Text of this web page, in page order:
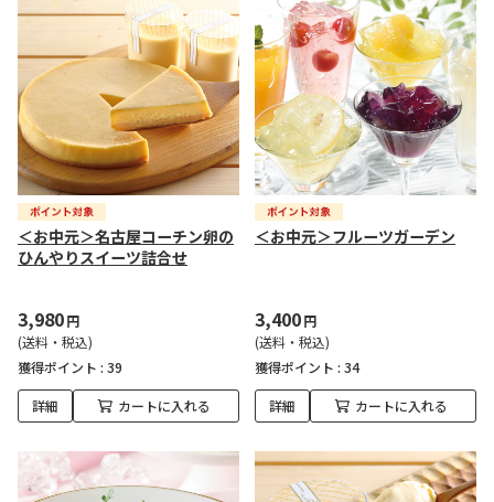
＜お中元＞名古屋コーチン卵の
ひんやりスイーツ詰合せ
3,980円
(送料・税込)
獲得ポイント : 39
詳細 カートに入れる
＜お中元＞フルーツガーデン
3,400円
(送料・税込)
獲得ポイント : 34
詳細 カートに入れる